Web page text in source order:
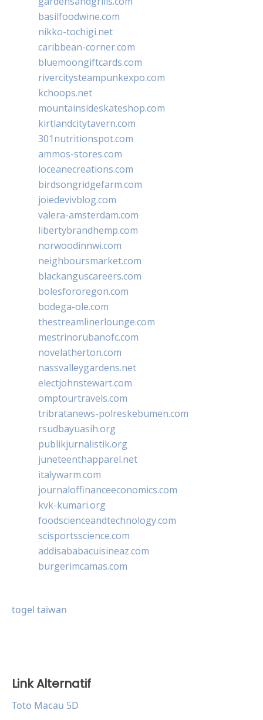
basilfoodwine.com
nikko-tochigi.net
caribbean-corner.com
bluemoongiftcards.com
rivercitysteampunkexpo.com
kchoops.net
mountainsideskateshop.com
kirtlandcitytavern.com
301nutritionspot.com
ammos-stores.com
loceanecreations.com
birdsongridgefarm.com
joiedevivblog.com
valera-amsterdam.com
libertybrandhemp.com
norwoodinnwi.com
neighboursmarket.com
blackanguscareers.com
bolesfororegon.com
bodega-ole.com
thestreamlinerlounge.com
mestrinorubanofc.com
novelatherton.com
nassvalleygardens.net
electjohnstewart.com
omptourtravels.com
tribratanews-polreskebumen.com
rsudbayuasih.org
publikjurnalistik.org
juneteenthapparel.net
italywarm.com
journaloffinanceeconomics.com
kvk-kumari.org
foodscienceandtechnology.com
scisportsscience.com
addisababacuisineaz.com
burgerimcamas.com
togel taiwan
Link Alternatif
Toto Macau 5D